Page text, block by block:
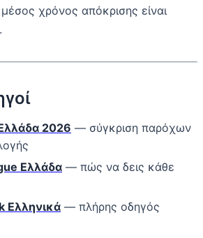
χρόνος απόκρισης είναι
2026 — σύγκριση παρόχων
Ελλάδα — πώς να δεις κάθε
Ελληνικά — πλήρης οδηγός